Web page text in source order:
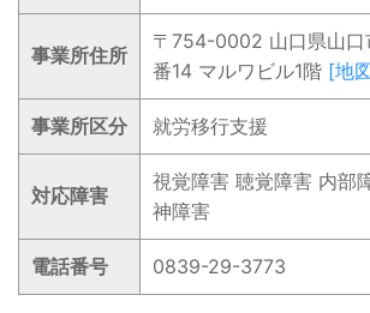
事業所住所
〒754-0002 山口県山口
番14 マルワビル1階 [地
事業所区分 就労移行支援
対応障害
視覚障害 聴覚障害 内部
神障害
電話番号 0839-29-3773